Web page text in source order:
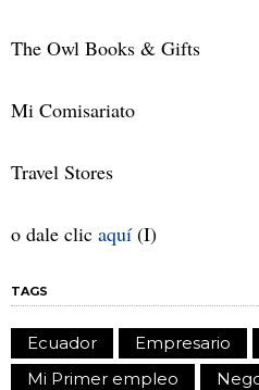
The Owl Books & Gifts
Mi Comisariato
Travel Stores
o dale clic aquí (I)
TAGS
Ecuador Empresario
Mi Primer empleo